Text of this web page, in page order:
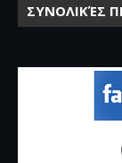
ΣΥΝΟΛΙΚΈΣ